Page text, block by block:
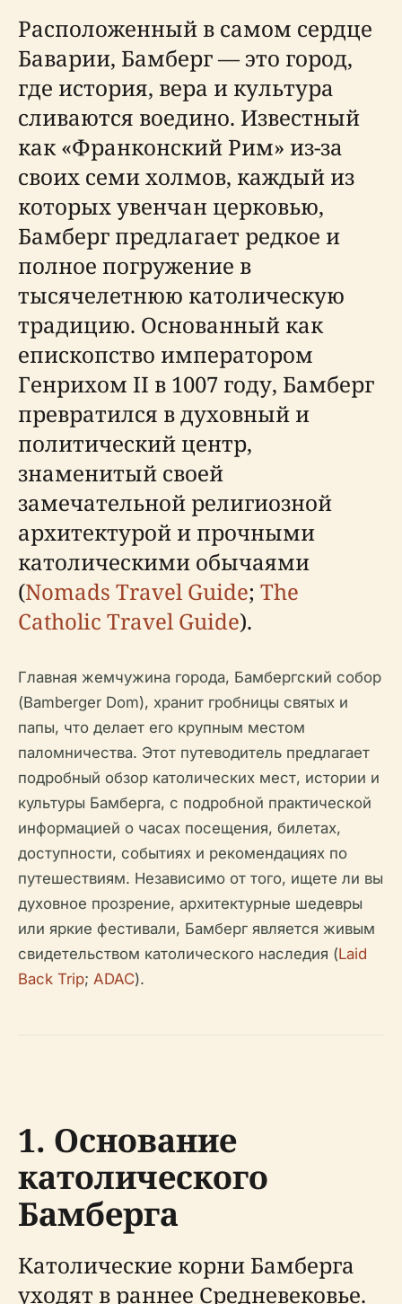
Расположенный в самом сердце
Баварии, Бамберг — это город,
где история, вера и культура
сливаются воедино. Известный
как «Франконский Рим» из-за
своих семи холмов, каждый из
которых увенчан церковью,
Бамберг предлагает редкое и
полное погружение в
тысячелетнюю католическую
традицию. Основанный как
епископство императором
Генрихом II в 1007 году, Бамберг
превратился в духовный и
политический центр,
знаменитый своей
замечательной религиозной
архитектурой и прочными
католическими обычаями
(Nomads Travel Guide; The
Catholic Travel Guide).
Главная жемчужина города, Бамбергский собор
(Bamberger Dom), хранит гробницы святых и
папы, что делает его крупным местом
паломничества. Этот путеводитель предлагает
подробный обзор католических мест, истории и
культуры Бамберга, с подробной практической
информацией о часах посещения, билетах,
доступности, событиях и рекомендациях по
путешествиям. Независимо от того, ищете ли вы
духовное прозрение, архитектурные шедевры
или яркие фестивали, Бамберг является живым
свидетельством католического наследия (Laid
Back Trip; ADAC).
1. Основание
католического
Бамберга
Католические корни Бамберга
уходят в раннее Средневековье.